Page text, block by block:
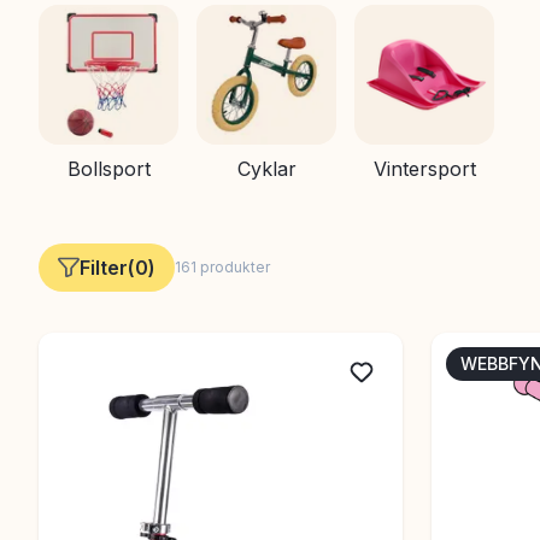
Bollsport Cyklar Vintersport
Filter(0) 161 produkter